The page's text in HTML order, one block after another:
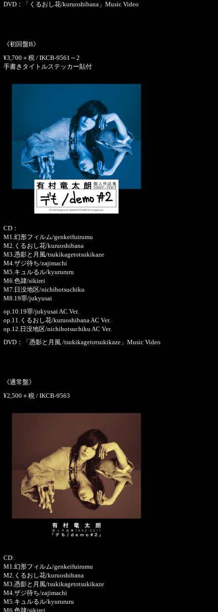
DVD：「くるおし花/kuruoshibana」Music Video
《初回盤B》
¥3,700＋税 / IKCB-9561～2
手書きタイトルステッカー貼付
CD：
M1.幻形フィルム/genkeifuirumu
M2.くるおし花/kuruoshibana
M3.憑影と月風/tsukikagetotsukikaze
M4.ザジ待ち/zajimachi
M5.キュルるル/kyurururu
M6.色隷/sikirei
M7.日没地区/nichibotsuchiku
M8.19罪/jukyusai
op.10.19罪/jukyusai AC Ver.
op.11.くるおし花/kuruoshibana AC Ver.
op.12.日没地区/nichibotsuchiku AC Ver.
DVD：「憑影と月風 /tsukikagetotsukikaze」Music Video
《通常盤》
¥2,500＋税 / IKCB-9563
CD:
M1.幻形フィルム/genkeifuirumu
M2.くるおし花/kuruoshibana
M3.憑影と月風/tsukikagetotsukikaze
M4.ザジ待ち/zajimachi
M5.キュルるル/kyurururu
M6.色隷/sikirei